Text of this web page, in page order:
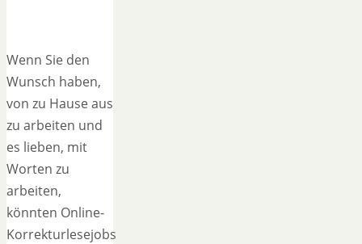
Wenn Sie den
Wunsch haben,
von zu Hause aus
zu arbeiten und
es lieben, mit
Worten zu
arbeiten,
könnten Online-
Korrekturlesejobs